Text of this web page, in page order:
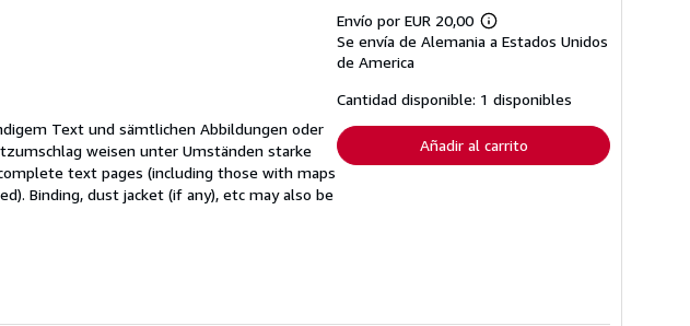
Text und sämtlichen Abbildungen oder
weisen unter Umständen starke
text pages (including those with maps
Binding, dust jacket (if any), etc may also be
Envío por EUR 20,00
Más
información
tarifas
de
envío
Se envía de Alemania a Estados Unidos
de America
Cantidad disponible: 1 disponibles
Añadir al carrito